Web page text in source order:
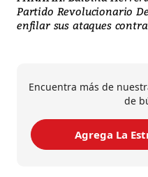
Partido Revolucionario
enfilar sus ataques contra
Encuentra más de
de
Agrega La